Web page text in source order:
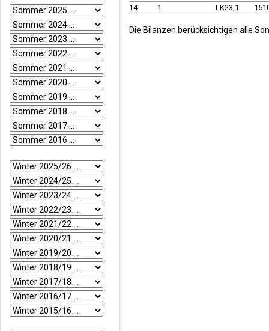
14
1 LK23,1
Die Bilanzen berücksichtigen alle